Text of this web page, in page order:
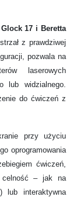
17 i Beretta
z prawdziwej
pozwala na
laserowych
lub widzialnego.
do ćwiczeń z
przy użyciu
oprogramowania
ćwiczeń,
celność – jak na
lub interaktywna